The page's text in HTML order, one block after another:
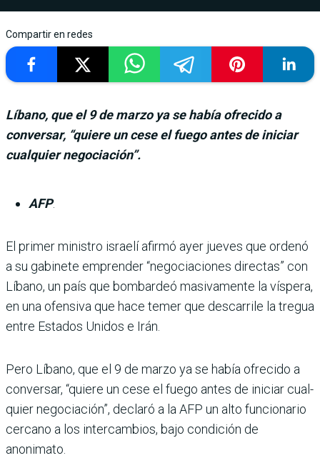
Compartir en redes
Líbano, que el 9 de marzo ya se había ofrecido a
conversar, “quiere un cese el fuego antes de iniciar
cualquier negociación”.
AFP.
El primer ministro israelí afirmó ayer jueves que ordenó
a su gabinete emprender “negociaciones directas” con
Líbano, un país que bombar­deó masivamente la víspera,
en una ofensiva que hace temer que descarrile la tregua
entre Estados Unidos e Irán.
Pero Líbano, que el 9 de marzo ya se había ofrecido a
conversar, “quiere un cese el fuego antes de iniciar cual­
quier negociación”, declaró a la AFP un alto funcionario
cercano a los intercambios, bajo condición de
anonimato.